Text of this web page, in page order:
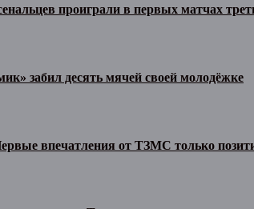
проиграли в первых матчах
забил десять мячей своей молодёжке
впечатления от ТЗМС только